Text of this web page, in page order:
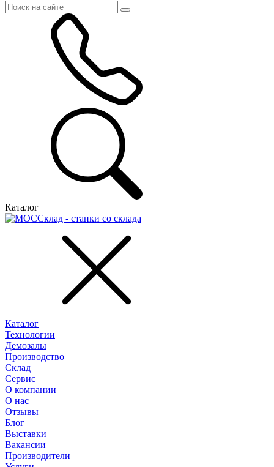
Каталог
Каталог
Технологии
Демозалы
Производство
Склад
Сервис
О компании
О нас
Отзывы
Блог
Выставки
Вакансии
Производители